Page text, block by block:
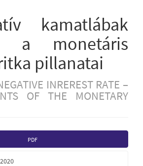
kamatlábak
a monetáris
pillanatai
INREREST RATE –
OF THE MONETARY
PDF